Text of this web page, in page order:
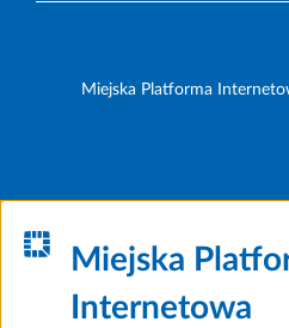
Miejska Platforma
Miejska
Internetowa